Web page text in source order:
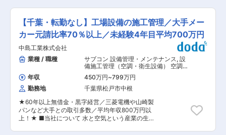
知見を掛け合わせることで新たな地域づくり・観
光拠点づくりなどに取り組んで頂けると考えてお
ります。 ＜働きやすい環境で長期就業可能◎＞ 週
2日まで在宅勤務可能、フレックスタイム制導入
で働きやすい環境です。また、住宅手当や家族手
当、退職金制度などがあり長期的に安定して就業
することが可能です。女性活躍推進についても、
優良企業として「えるぼし認定」を受けていま
す。 ■同社の特徴： 1892年創業、東証プライム
上場の空間プロデュース企業です。時代を彩るク
リエイティブ力とノムラグループ全社の総合力を
強みに、空間創造事業と、空間に賑わいをもたら
す空間活性化事業を展開しています。クライアン
続け、より良い空間づくりを追求し続けていま
に、食品（日清食品/明治）、電気（三菱電機）、
半導体（TSMC/東京エレクトロン）など日本を代
表する大手メーカー様から直接の工事のご依頼い
ただき、最初から最後までプロジェクトの中心に
立ち、「どうつくるか」「どう動かし続けるか」
を考え、大手工場の「水・空気・電気」の設備設
計、工程管理、メンテナンスを一気通貫でサービ
スを提供しております！ ■お任せすること 既存
顧客に対して給排水設備・空調設備の新築・改
修・メンテナンスなどの案件を企画から施工管理
まで一貫して担当していただきます！ 「お客様と
直接やり取りしながら提案し最後まで関わりた
い」「元請企業でより大きな裁量を持ちたい」方
へおすすめです！ 《具体的には…》 担当してる既
存顧客に対して、ヒアリング(納期・希望設備・予
算などのニーズを聞き提案)⇒設計⇒積算⇒施工管
【千葉・転勤なし】工場設備の施工管理／大手メー
カー元請比率70％以上／未経験4年目平均700万円
中島工業株式会社
業種 / 職種
サブコン 設備管理・メンテナンス, 設
備施工管理（空調・衛生設備） 空調・
衛生設備
年収 450万円~799万円
勤務地
千葉県松戸市中根
★60年以上無借金・黒字経営／三菱電機や山崎製
パンなど大手との取引多数／平均年収800万円以
上！★ ■当社について 水と空気という産業の生